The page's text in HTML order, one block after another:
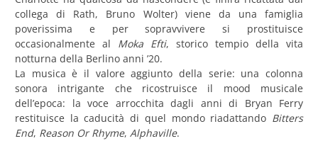
collega di Rath, Bruno Wolter) viene da una famiglia
poverissima e per sopravvivere si prostituisce
occasionalmente al Moka Efti, storico tempio della vita
notturna della Berlino anni ’20.
La musica è il valore aggiunto della serie: una colonna
sonora intrigante che ricostruisce il mood musicale
dell’epoca: la voce arrocchita dagli anni di Bryan Ferry
restituisce la caducità di quel mondo riadattando Bitters
End, Reason Or Rhyme, Alphaville.